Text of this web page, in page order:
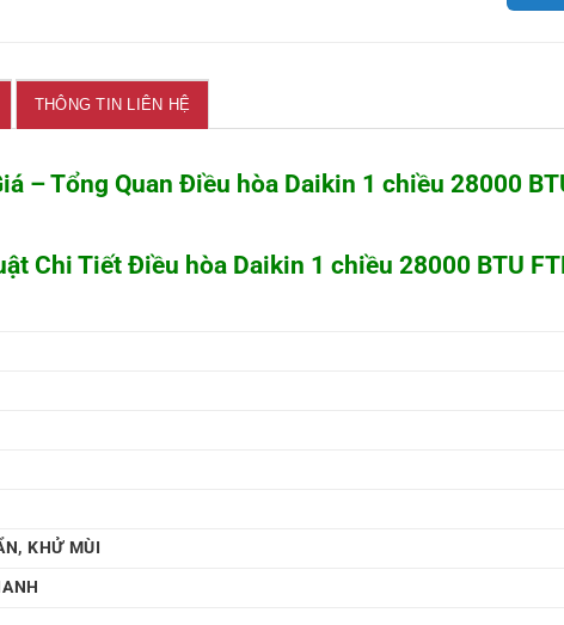
THÔNG TIN LIÊN HỆ
– Tổng Quan Điều hòa Daikin 1 chiều 28000
Chi Tiết Điều hòa Daikin 1 chiều 28000 BTU
KHỬ MÙI